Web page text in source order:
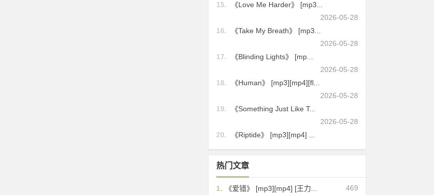
15.
《Love Me Harder》 [mp3...
2026-05-28
16.
《Take My Breath》 [mp3...
2026-05-28
17.
《Blinding Lights》 [mp...
2026-05-28
18.
《Human》 [mp3][mp4][fl...
2026-05-28
19.
《Something Just Like T...
2026-05-28
20.
《Riptide》 [mp3][mp4] ...
热门文章
469
1.
《爱错》 [mp3][mp4] [王力...